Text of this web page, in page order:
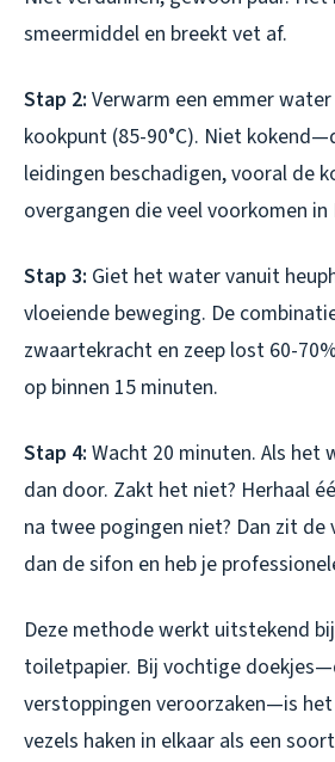
smeermiddel en breekt vet af.
Stap 2: Verwarm een emmer
kookpunt (85-90°C). Niet
leidingen beschadigen, vooral de
overgangen die veel voorkomen in
Stap 3: Giet het water vanuit
vloeiende beweging. De
zwaartekracht en zeep lost 60-
op binnen 15 minuten.
Stap 4: Wacht 20 minuten. Als het
dan door. Zakt het niet? Herhaal
na twee pogingen niet? Dan zit
dan de sifon en heb je
Deze methode werkt uitstekend
toiletpapier. Bij vochtige
verstoppingen veroorzaken—is het
vezels haken in elkaar als een